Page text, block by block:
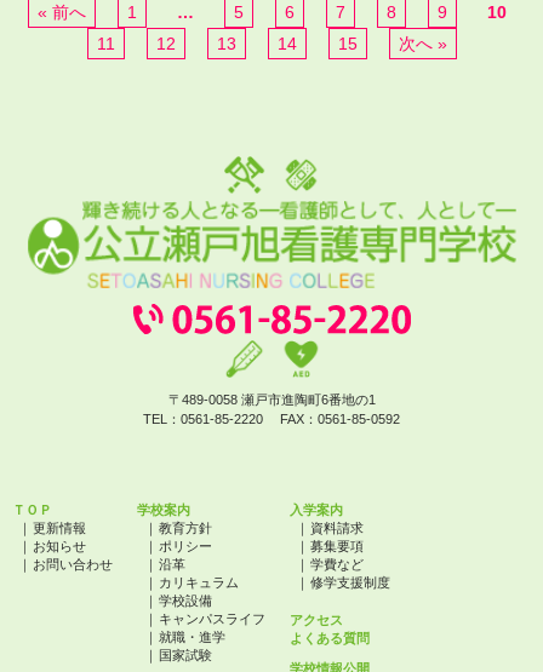
« 前へ 1 … 5 6 7 8 9
10
11
12 13 14 15 次へ »
〒489-0058 瀬戸市進陶町6番地の1
TEL：0561-85-2220 FAX： 0561-85-0592
ＴＯＰ
更新情報
お知らせ
お問い合わせ
学校案内
教育方針
ポリシー
沿革
カリキュラム
学校設備
キャンパスライフ
就職・進学
国家試験
入学案内
資料請求
募集要項
学費など
修学支援制度
アクセス
よくある質問
学校情報公開